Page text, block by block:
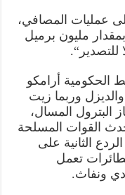
عمليات المصافي،
مليون برميل
للتصدير“.
الحكومية أرامكو
وربما زيت
البترول المسال،
القوات المسلحة
الثانية على
تعمل
ونفاث.